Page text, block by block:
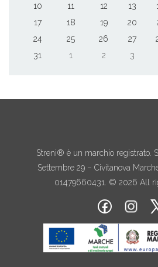
10
11 12 13
17
18 19 20
24
25 26 27
31
1 2 3
Streni® è un marchio registrato.
Settembre 29 – Civitanova
01479660431. © 2026 All